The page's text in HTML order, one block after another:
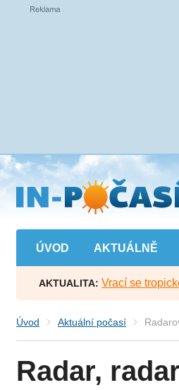
Přejít
na
hlavní
obsah
ÚVOD AKTUÁLNĚ
AKTUALITA: Vrací se
Úvod Aktuální počasí
Radar,